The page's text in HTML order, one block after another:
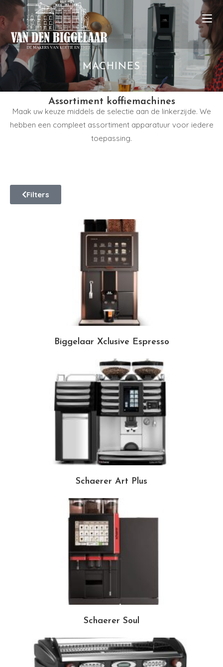
MACHINES
Assortiment koffiemachines
Maak uw keuze middels de selectie aan de linkerzijde. We
hebben een compleet assortiment apparatuur voor iedere
toepassing.
Filters
Biggelaar Xclusive Espresso
Schaerer Art Plus
Schaerer Soul